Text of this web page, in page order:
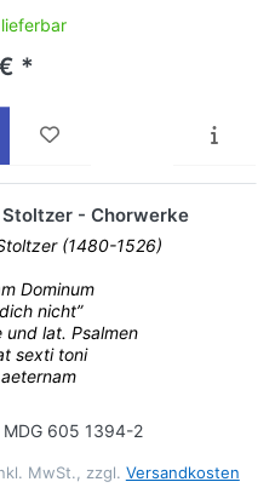
*
Stoltzer - Chorwerke
(1480-1526)
Dominum
nicht”
und lat. Psalmen
sexti toni
MDG 605 1394-2
MwSt., zzgl. Versandkosten